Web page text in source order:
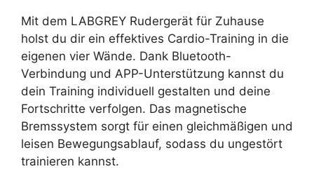
Mit dem LABGREY Rudergerät für Zuhause
holst du dir ein effektives Cardio-Training in die
eigenen vier Wände. Dank Bluetooth-
Verbindung und APP-Unterstützung kannst du
dein Training individuell gestalten und deine
Fortschritte verfolgen. Das magnetische
Bremssystem sorgt für einen gleichmäßigen und
leisen Bewegungsablauf, sodass du ungestört
trainieren kannst.